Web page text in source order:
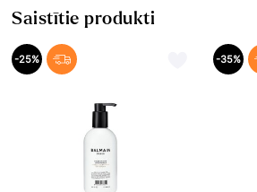
Saistītie produkti
-25% -35%